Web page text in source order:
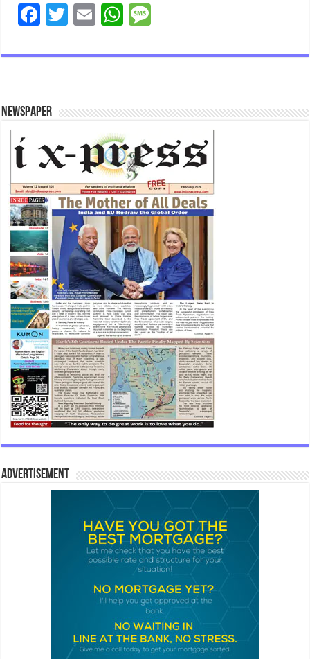
F
e
o
k
T
tt
E
ai
W
at
p
p
sa
e
Newspaper
Advertisement